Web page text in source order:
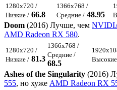
1280x720 /
Низкие / 66.8
1366x768 /
Средние / 48.95
Doom (2016) Лучше, чем
AMD Radeon RX 580.
1280x720 /
Низкие / 81.3
1366x768 /
Средние /
68.5
Ashes of the Singularity (2016)
555, но хуже AMD Radeon RX